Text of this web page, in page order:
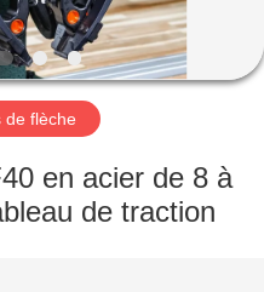
de flèche
en acier de 8 à
de traction